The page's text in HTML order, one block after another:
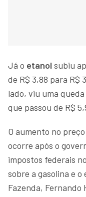
Já o etanol subiu
de R$ 3,88 para R$
lado, viu uma
que passou de R$
O aumento no
ocorre após o
impostos federais
sobre a gasolina e
Fazenda, Fernando